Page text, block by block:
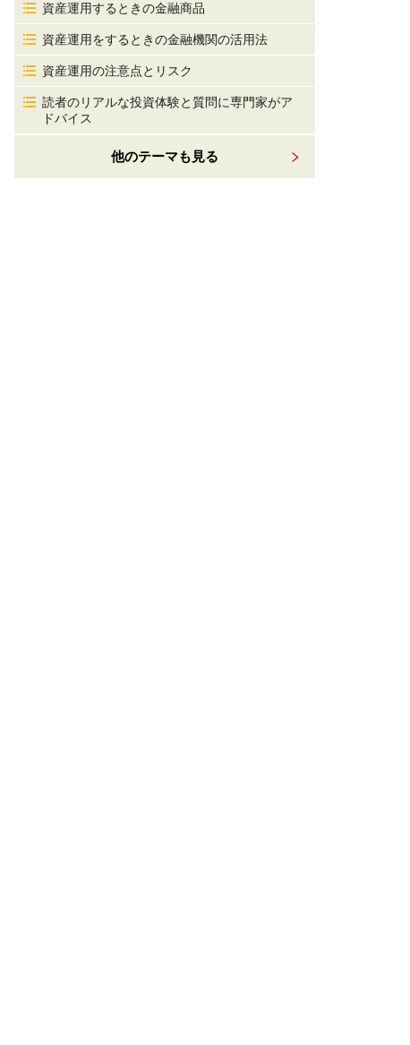
資産運用するときの金融商品
資産運用をするときの金融機関の活用法
資産運用の注意点とリスク
読者のリアルな投資体験と質問に専門家がア
ドバイス
他のテーマも見る